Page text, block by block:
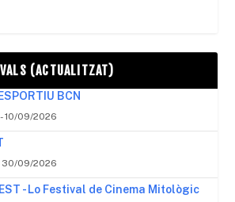
(ACTUALITZAT)
BCN
10/09/2026
30/09/2026
- Lo Festival de Cinema Mitològic